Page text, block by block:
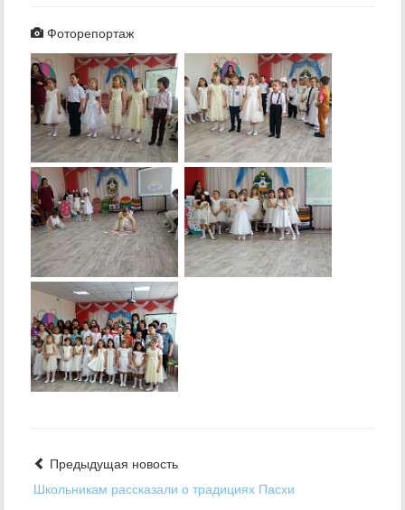
Фоторепортаж
Предыдущая новость
Школьникам рассказали о традициях Пасхи